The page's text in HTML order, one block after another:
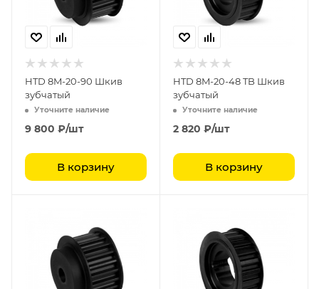
HTD 8M-20-90 Шкив
зубчатый
Уточните наличие
9 800 ₽/шт
В корзину
HTD 8M-20-48 TB Шкив
зубчатый
Уточните наличие
2 820 ₽/шт
В корзину